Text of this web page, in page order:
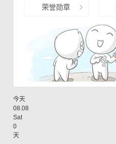
荣誉勋章
今天
08.08
Sat
0
天